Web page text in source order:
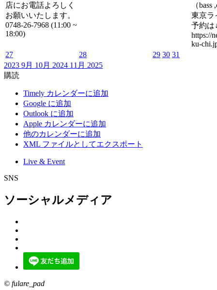
店にお電話よろしく
お願いいたします。
0748-26-7968 (11:00 ~
18:00)
（bass
東京ラ
予約は
https://
ku-
27
28 29 30 31
2023 9月 10月 2024 11月 2025
購読
Timely カレンダーに追加
Google に追加
Outlook に追加
Apple カレンダーに追加
他のカレンダーに追加
XML ファイルとしてエクスポート
Live & Event
SNS
ソーシャルメディア
© fulare_pad